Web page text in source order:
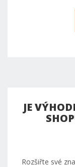
JE
Rozšiřte své